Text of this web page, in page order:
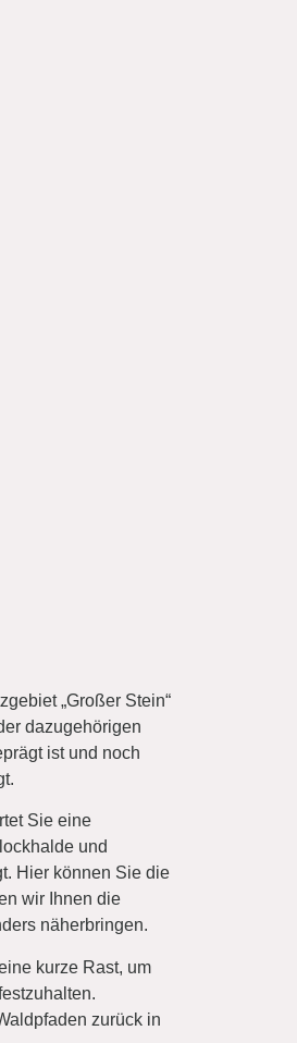
„Großer Stein“
dazugehörigen
ist und noch
Sie eine
und
Hier können Sie die
wir Ihnen die
näherbringen.
kurze Rast, um
zurück in